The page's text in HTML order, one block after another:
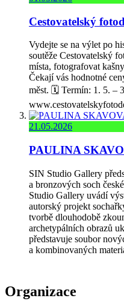
Cestovatelský
Vydejte se na výlet po
soutěže Cestovatelský
místa, fotografovat
Čekají vás hodnotné
měst. 🗓️ Termín: 1. 5. –
21.05.2026
PAULINA
SIN Studio Gallery
a bronzových soch
Studio Gallery uvádí
autorský projekt
tvorbě dlouhodobě
archetypálních obrazů
představuje soubor
a kombinovaných
Organizace